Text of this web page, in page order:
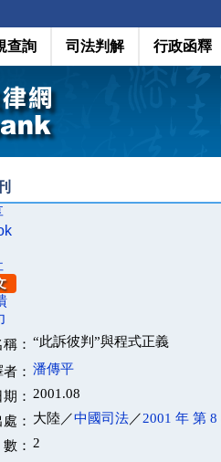
查詢 司法判解 行政函釋
： “此訴彼判”與程式正義
： 潘傳平
： 2001.08
： 大陸／中國司法／2001 年 第 8
： 2